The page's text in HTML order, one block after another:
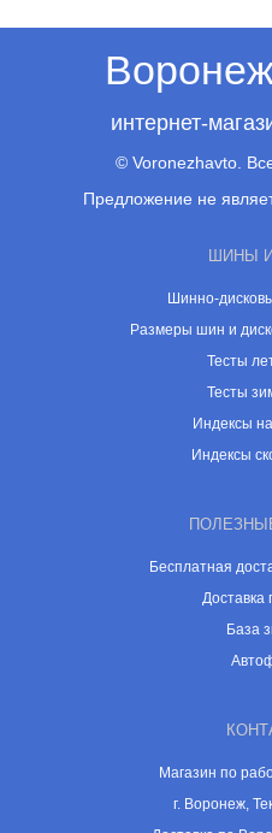
интернет-
© Voronezhavto.
Предложение не
ШИНЫ
Шинно-
Размеры шин и
Тесты
Тесты
Индексы
Индексы
Бесплатная
Доставка
База
Магазин по
г. Воронеж,